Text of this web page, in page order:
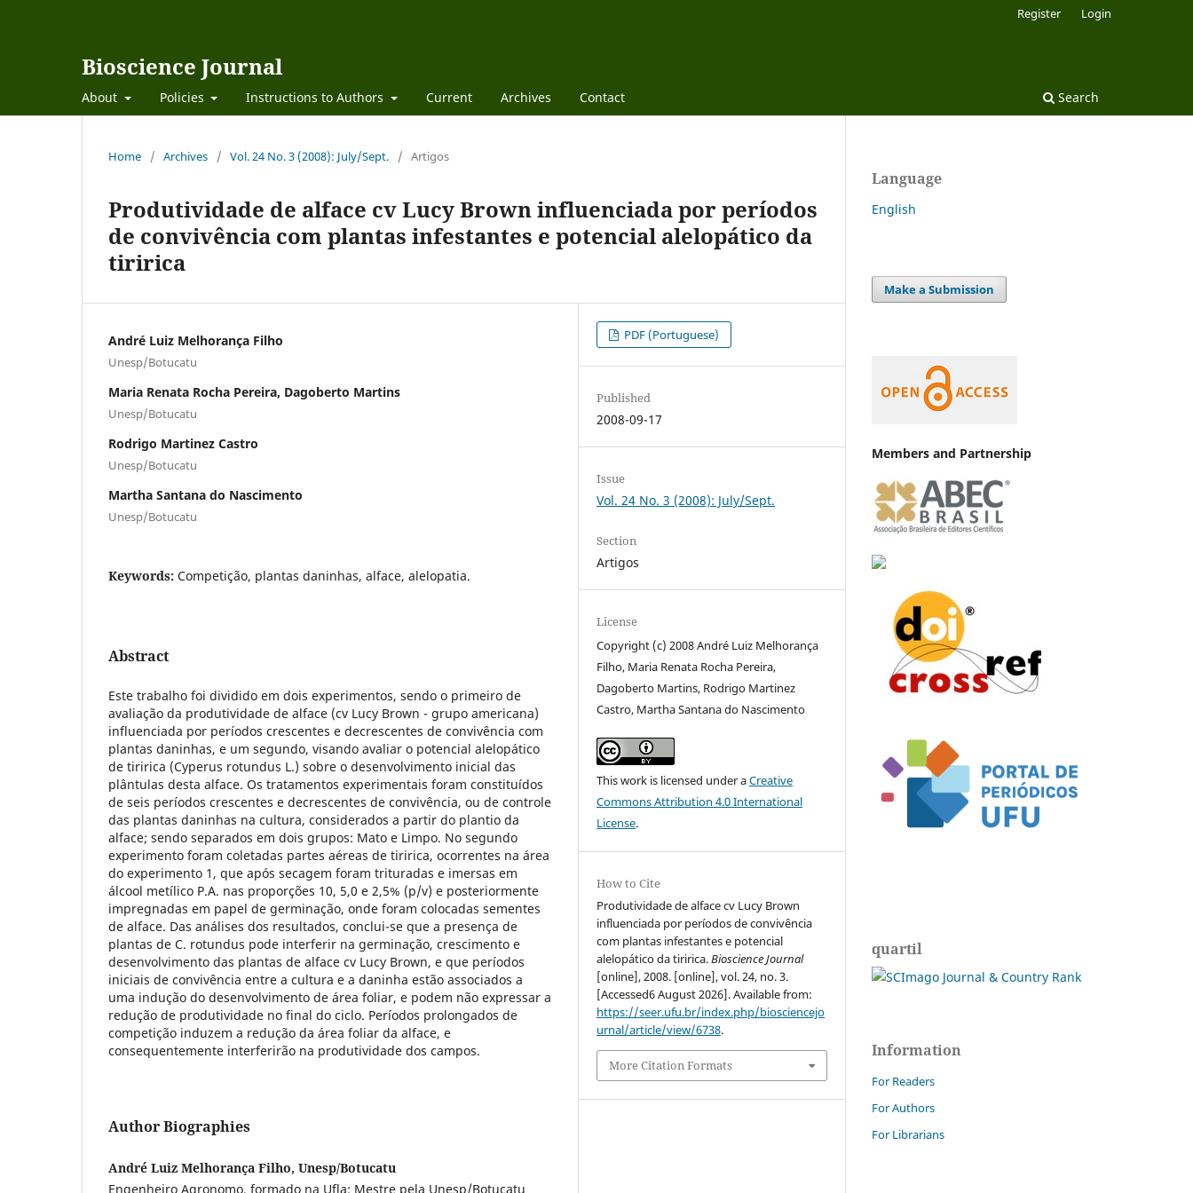
Bioscience Journal
About Policies Instructions to Authors Current Archives Contact Search
Register Login
Home / Archives / Vol. 24 No. 3 (2008): July/Sept. / Artigos
Produtividade de alface cv Lucy Brown influenciada por períodos
de convivência com plantas infestantes e potencial alelopático da
tiririca
André Luiz Melhorança Filho
Unesp/Botucatu
Maria Renata Rocha Pereira, Dagoberto Martins
Unesp/Botucatu
Rodrigo Martinez Castro
Unesp/Botucatu
Martha Santana do Nascimento
Unesp/Botucatu
Keywords: Competição, plantas daninhas, alface, alelopatia.
Abstract
Este trabalho foi dividido em dois experimentos, sendo o primeiro de
avaliação da produtividade de alface (cv Lucy Brown - grupo americana)
influenciada por períodos crescentes e decrescentes de convivência com
plantas daninhas, e um segundo, visando avaliar o potencial alelopático
de tiririca (Cyperus rotundus L.) sobre o desenvolvimento inicial das
plântulas desta alface. Os tratamentos experimentais foram constituídos
de seis períodos crescentes e decrescentes de convivência, ou de controle
das plantas daninhas na cultura, considerados a partir do plantio da
alface; sendo separados em dois grupos: Mato e Limpo. No segundo
experimento foram coletadas partes aéreas de tiririca, ocorrentes na área
do experimento 1, que após secagem foram trituradas e imersas em
álcool metílico P.A. nas proporções 10, 5,0 e 2,5% (p/v) e posteriormente
impregnadas em papel de germinação, onde foram colocadas sementes
de alface. Das análises dos resultados, conclui-se que a presença de
plantas de C. rotundus pode interferir na germinação, crescimento e
desenvolvimento das plantas de alface cv Lucy Brown, e que períodos
iniciais de convivência entre a cultura e a daninha estão associados a
uma indução do desenvolvimento de área foliar, e podem não expressar a
redução de produtividade no final do ciclo. Períodos prolongados de
competição induzem a redução da área foliar da alface, e
consequentemente interferirão na produtividade dos campos.
Author Biographies
André Luiz Melhorança Filho, Unesp/Botucatu
Engenheiro Agronomo, formado na Ufla; Mestre pela Unesp/Botucatu
PDF (Portuguese)
Published
2008-09-17
Issue
Vol. 24 No. 3 (2008): July/Sept.
Section
Artigos
License
Copyright (c) 2008 André Luiz Melhorança
Filho, Maria Renata Rocha Pereira,
Dagoberto Martins, Rodrigo Martinez
Castro, Martha Santana do Nascimento
This work is licensed under aCreative
Commons Attribution 4.0 International
License.
How to Cite
Produtividade de alface cv Lucy Brown
influenciada por períodos de convivência
com plantas infestantes e potencial
alelopático da tiririca.Bioscience Journal
[online], 2008. [online], vol. 24, no. 3.
[Accessed6 August 2026]. Available from:
https://seer.ufu.br/index.php/biosciencejo
urnal/article/view/6738.
More Citation Formats
Language
English
Make a Submission
Members and Partnership
quartil
Information
For Readers
For Authors
For Librarians